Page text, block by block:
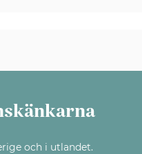
och i utlandet.